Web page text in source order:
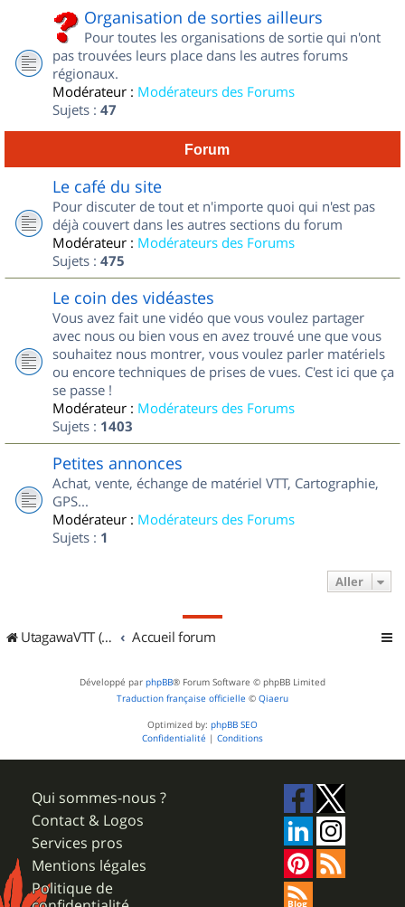
Organisation de sorties ailleurs
Pour toutes les organisations de sortie qui n'ont
pas trouvées leurs place dans les autres forums
régionaux.
Modérateur : Modérateurs des Forums
Sujets : 47
Forum
Le café du site
Pour discuter de tout et n'importe quoi qui n'est pas
déjà couvert dans les autres sections du forum
Modérateur : Modérateurs des Forums
Sujets : 475
Le coin des vidéastes
Vous avez fait une vidéo que vous voulez partager
avec nous ou bien vous en avez trouvé une que vous
souhaitez nous montrer, vous voulez parler matériels
ou encore techniques de prises de vues. C'est ici que ça
se passe !
Modérateur : Modérateurs des Forums
Sujets : 1403
Petites annonces
Achat, vente, échange de matériel VTT, Cartographie,
GPS...
Modérateur : Modérateurs des Forums
Sujets : 1
Aller
UtagawaVTT (Randos VTT et VTTAE avec traces GPS) Accueil forum
Développé par phpBB® Forum Software © phpBB Limited
Traduction française officielle © Qiaeru
Optimized by: phpBB SEO
Confidentialité | Conditions
Qui sommes-nous ?
Contact & Logos
Services pros
Mentions légales
Politique de